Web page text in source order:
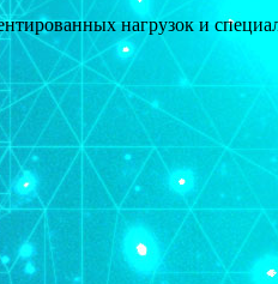
нагрузок и